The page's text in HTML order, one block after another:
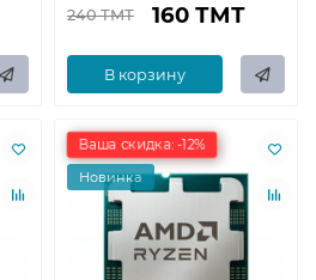
240 ТМТ 160 ТМТ
В корзину
Ваша скидка: -12%
Новинка